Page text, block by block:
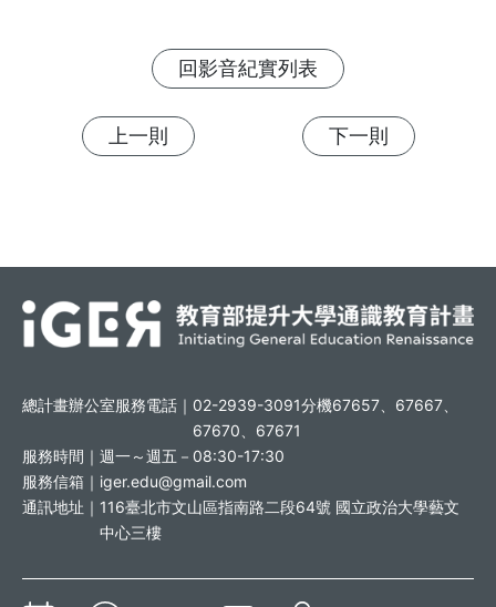
回影音紀實列表
上一則 下一則
總計畫辦公室服務電話｜ 02-2939-3091分機67657、67667、
67670、67671
服務時間｜ 週一～週五－08:30-17:30
服務信箱｜ iger.edu@gmail.com
通訊地址｜ 116臺北市文山區指南路二段64號 國立政治大學藝文
中心三樓